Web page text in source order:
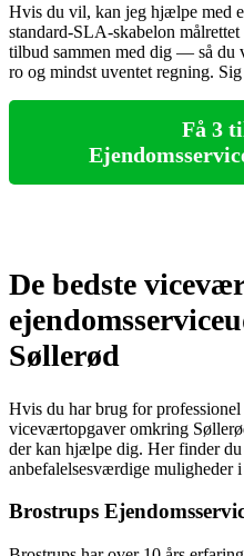
Hvis du vil, kan jeg hjælpe med
standard‑SLA‑skabelon
tilbud sammen med dig — så du
ro og mindst uventet regning.
Få 3
De bedste
Søllerød
Hvis du har brug for
viceværtopgaver omkring
der kan hjælpe dig. Her finder du
anbefalelsesværdige muligheder i
Brostrups